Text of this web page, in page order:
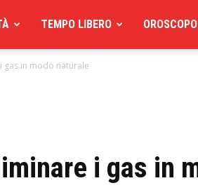
TEMPO LIBERO OROSCOPO
gas in modo naturale
i gas in